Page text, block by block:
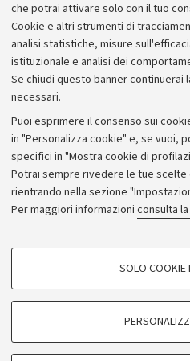
che potrai attivare solo con il tuo
Cookie e altri strumenti di
analisi statistiche, misure
istituzionale e analisi dei
Se chiudi questo banner continuerai
necessari.
Puoi esprimere il consenso sui
in "Personalizza cookie" e, se vuoi,
specifici in "Mostra cookie di
Potrai sempre rivedere le tue
rientrando nella sezione
Per maggiori informazioni consulta
COOKIE DI PROFILAZIONE -
SOLO COOKIE
Piano
Donazioni
Bandi, gare
Albo
Atti di
Informazioni sul
Dichiarazione
Privacy e
©Copyright 2026 - ALMA